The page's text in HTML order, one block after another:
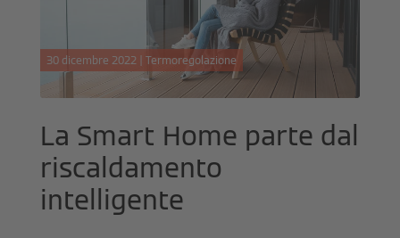
30 dicembre 2022 | Termoregolazione
La Smart Home parte dal
riscaldamento
intelligente